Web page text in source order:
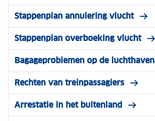
Stappenplan annulering vlucht
Stappenplan overboeking vlucht
Bagageproblemen op de luchthaven
Rechten van treinpassagiers
Arrestatie in het buitenland